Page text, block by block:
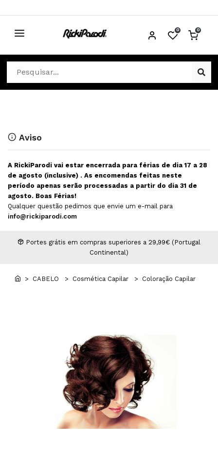
0 0
CABELO
Cosmética Capilar
Equipamentos Elétricos
Escovas e Pente
Extensões
MAN WORLD - Espaço Homem
Professional Wear
Depilação
Descartáveis Estética
Diversos Estética
Equipamentos Depilação
Maquilhagem Profissional
Aviso
A RickiParodi vai estar encerrada para férias de dia 17 a 28
de agosto (inclusive) . As encomendas feitas neste
período apenas serão processadas a partir do dia 31 de
agosto. Boas Férias!
Qualquer questão pedimos que envie um e-mail para
info@rickiparodi.com
Portes grátis em compras superiores a 29,99€ (Portugal
Continental)
> CABELO > Cosmética Capilar > Coloração Capilar